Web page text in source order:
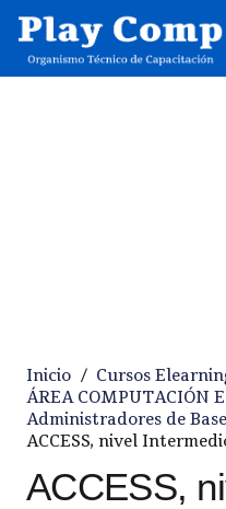
Inicio / Cursos
ÁREA COMPUTACIÓN
Administradores de
ACCESS, nivel
ACCESS,